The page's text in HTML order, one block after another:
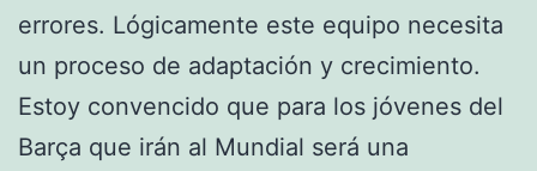
errores. Lógicamente este equipo necesita
un proceso de adaptación y crecimiento.
Estoy convencido que para los jóvenes del
Barça que irán al Mundial será una